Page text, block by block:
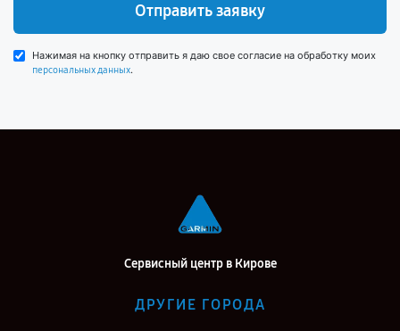
Отправить заявку
Нажимая на кнопку отправить я даю свое согласие на обработку моих
персональных данных.
Сервисный центр в Кирове
ДРУГИЕ ГОРОДА